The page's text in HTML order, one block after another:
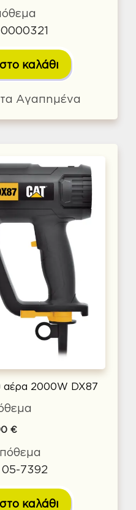
καλάθι
Αγαπημένα
αέρα 2000W DX87
€
05-7392
καλάθι